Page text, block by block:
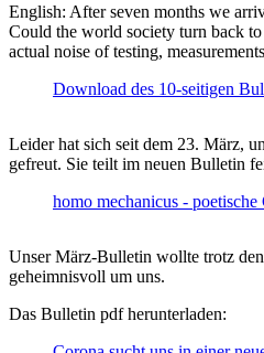
English: After seven months we
Could the world society turn back to
actual noise of testing,
Download des 10-seitigen
Leider hat sich seit dem 23. März,
gefreut. Sie teilt im neuen Bulletin
homo mechanicus - poetische
Unser März-Bulletin wollte trotz
geheimnisvoll um uns.
Das Bulletin pdf herunterladen: